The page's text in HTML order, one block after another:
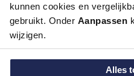
kunnen cookies en
gebruikt. Onder Aanpassen
wijzigen.
Alles
Artikelnummer
1015746-
Kleur:
Donker
Materiaal:
Motief:
Uni motief